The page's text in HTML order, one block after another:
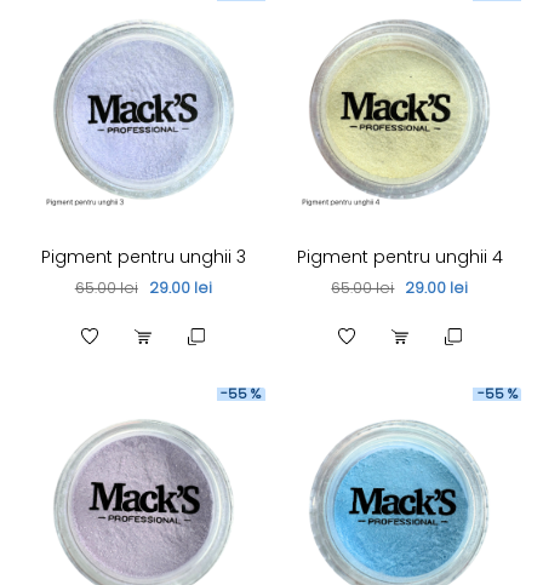
Pigment pentru unghii 3
65.00 lei 29.00 lei
Pigment pentru unghii 4
65.00 lei 29.00 lei
-55 % -55 %